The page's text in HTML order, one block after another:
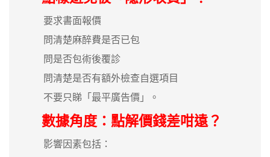
要求書面報價
問清楚麻醉費是否已包
問是否包術後覆診
問清楚是否有額外檢查自選項目
不要只睇「最平廣告價」。
數據角度：點解價錢差咁遠？
影響因素包括：